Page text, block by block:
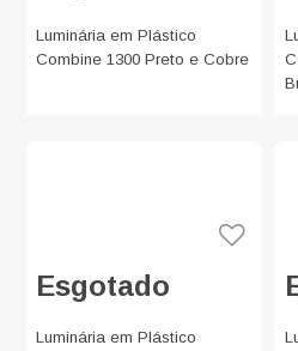
Luminária em Plástico
Combine 1300 Preto e Cobre
Esgotado
Luminária em Plástico